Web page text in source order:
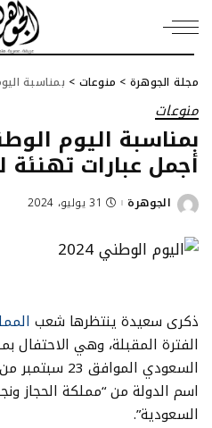
مجلة الجوهرة > منوعات > بمناسبة اليوم
منوعات
بمناسبة اليوم
أجمل عبارات تهنئة
Posted
الجوهرة 31 يوليو، 2024
ذكرى سعيدة ينتظرها شعب
الفترة المقبلة، وهي الاحتفال
السعودي
اسم الدولة من “مملكة الحجاز
السعودية”.